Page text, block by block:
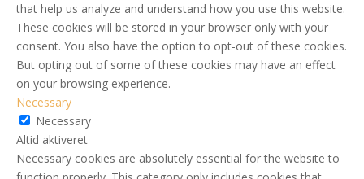
that help us analyze and understand how you use this website.
These cookies will be stored in your browser only with your
consent. You also have the option to opt-out of these cookies.
But opting out of some of these cookies may have an effect
on your browsing experience.
Necessary
Necessary
Altid aktiveret
Necessary cookies are absolutely essential for the website to